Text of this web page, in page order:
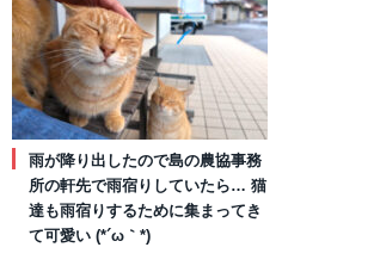
雨が降り出したので島の農協事務
所の軒先で雨宿りしていたら… 猫
達も雨宿りするために集まってき
て可愛い (*´ω｀*)